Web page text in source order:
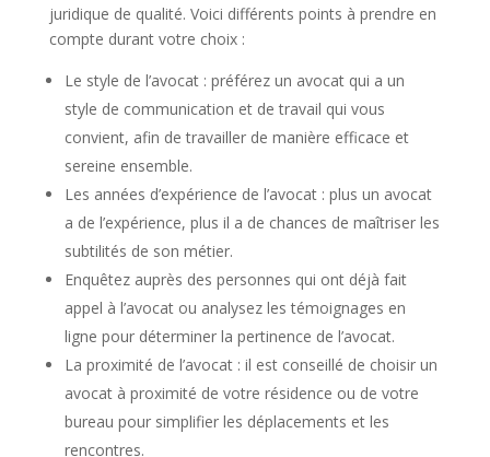
juridique de qualité. Voici différents points à prendre en
compte durant votre choix :
Le style de l’avocat : préférez un avocat qui a un
style de communication et de travail qui vous
convient, afin de travailler de manière efficace et
sereine ensemble.
Les années d’expérience de l’avocat : plus un avocat
a de l’expérience, plus il a de chances de maîtriser les
subtilités de son métier.
Enquêtez auprès des personnes qui ont déjà fait
appel à l’avocat ou analysez les témoignages en
ligne pour déterminer la pertinence de l’avocat.
La proximité de l’avocat : il est conseillé de choisir un
avocat à proximité de votre résidence ou de votre
bureau pour simplifier les déplacements et les
rencontres.